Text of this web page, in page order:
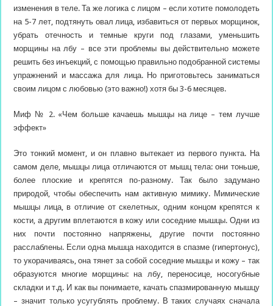
изменения в теле. Та же логика с лицом – если хотите помолодеть
на 5-7 лет, подтянуть овал лица, избавиться от первых морщинок,
убрать отечность и темные круги под глазами, уменьшить
морщины на лбу – все эти проблемы вы действительно можете
решить без инъекций, с помощью правильно подобранной системы
упражнений и массажа для лица. Но приготовьтесь заниматься
своим лицом с любовью (это важно!) хотя бы 3-6 месяцев.
Миф № 2. «Чем больше качаешь мышцы на лице – тем лучше
эффект»
Это тонкий момент, и он плавно вытекает из первого пункта. На
самом деле, мышцы лица отличаются от мышц тела: они тоньше,
более плоские и крепятся по-разному. Так было задумано
природой, чтобы обеспечить нам активную мимику. Мимические
мышцы лица, в отличие от скелетных, одним концом крепятся к
кости, а другим вплетаются в кожу или соседние мышцы. Одни из
них почти постоянно напряжены, другие почти постоянно
расслаблены. Если одна мышца находится в спазме (гипертонус),
то укорачиваясь, она тянет за собой соседние мышцы и кожу – так
образуются многие морщины: на лбу, переносице, носогубные
складки и т.д. И как вы понимаете, качать спазмированную мышцу
– значит только усугублять проблему. В таких случаях сначала